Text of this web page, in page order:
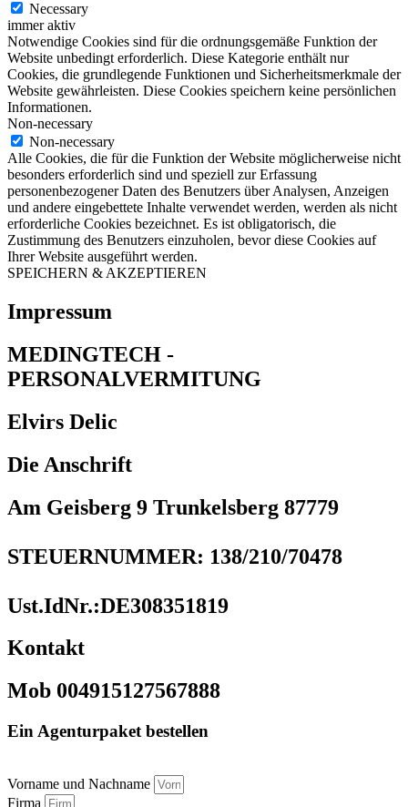
Necessary
immer aktiv
Notwendige Cookies sind für die ordnungsgemäße Funktion der
Website unbedingt erforderlich. Diese Kategorie enthält nur
Cookies, die grundlegende Funktionen und Sicherheitsmerkmale der
Website gewährleisten. Diese Cookies speichern keine persönlichen
Informationen.
Non-necessary
Non-necessary
Alle Cookies, die für die Funktion der Website möglicherweise nicht
besonders erforderlich sind und speziell zur Erfassung
personenbezogener Daten des Benutzers über Analysen, Anzeigen
und andere eingebettete Inhalte verwendet werden, werden als nicht
erforderliche Cookies bezeichnet. Es ist obligatorisch, die
Zustimmung des Benutzers einzuholen, bevor diese Cookies auf
Ihrer Website ausgeführt werden.
SPEICHERN & AKZEPTIEREN
Impressum
MEDINGTECH -
PERSONALVERMITUNG
Elvirs Delic
Die Anschrift
Am Geisberg 9 Trunkelsberg 87779
STEUERNUMMER: 138/210/70478
Ust.IdNr.:DE308351819
Kontakt
Mob 004915127567888
Ein Agenturpaket bestellen
Vorname und Nachname
Firma